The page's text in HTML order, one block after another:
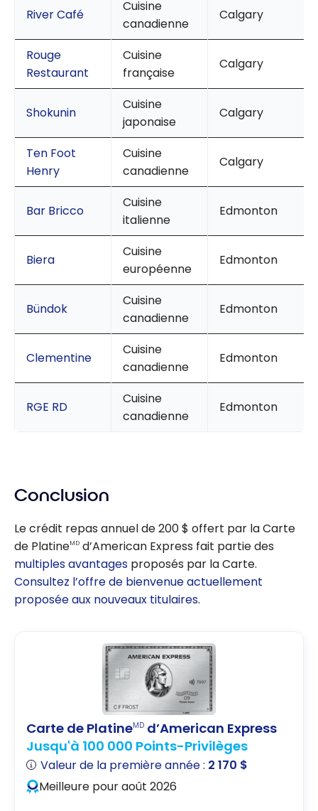
River Café
Cuisine
canadienne
Calgary
Rouge
Restaurant
Cuisine
française
Calgary
Shokunin
Cuisine
japonaise
Calgary
Ten Foot
Henry
Cuisine
canadienne
Calgary
Bar Bricco
Cuisine
italienne
Edmonton
Biera
Cuisine
européenne
Edmonton
Bündok
Cuisine
canadienne
Edmonton
Clementine
Cuisine
canadienne
Edmonton
RGE RD
Cuisine
canadienne
Edmonton
Conclusion
Le crédit repas annuel de 200 $ offert par la Carte
de PlatineMD d’American Express fait partie des
multiples avantages proposés par la Carte.
Consultez l’offre de bienvenue actuellement
proposée aux nouveaux titulaires.
Carte de PlatineMD d’American Express
Jusqu'à 100 000 Points-Privilèges
Valeur de la première année : 2 170 $
Meilleure pour août 2026